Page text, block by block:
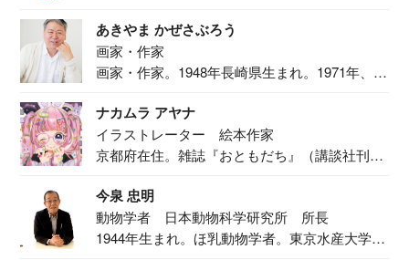
あきやま かぜさぶろう
画家・作家
画家・作家。1948年長崎県生まれ。1971年、
ナカムラ アヤナ
イラストレーター 絵本作家
京都府在住。雑誌『おともだち』（講談社刊）
今泉 忠明
動物学者 日本動物科学研究所 所長
1944年生まれ。ほ乳動物学者。東京水産大学卒